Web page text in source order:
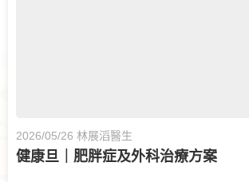
2026/05/26 林展滔醫生
健康旦｜肥胖症及外科治療方案